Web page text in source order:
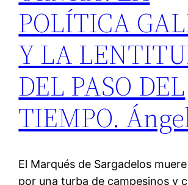
POLÍTICA
Y LA
DEL PASO DEL
TIEMPO.
El Marqués de Sargadelos
por una turba de campesinos y